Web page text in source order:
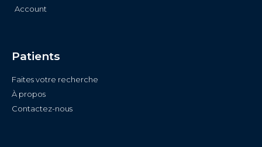
Account
Patients
Faites votre recherche
À propos
Contactez-nous